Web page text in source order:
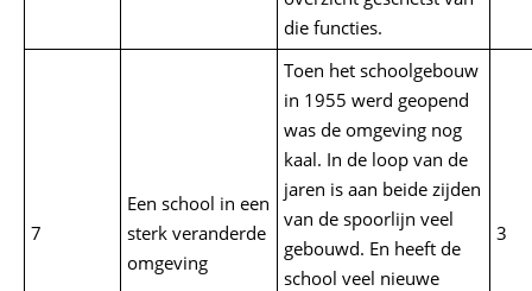
die functies.
7
Een school in een
sterk veranderde
omgeving
Toen het schoolgebouw
in 1955 werd geopend
was de omgeving nog
kaal. In de loop van de
jaren is aan beide zijden
van de spoorlijn veel
gebouwd. En heeft de
school veel nieuwe
3